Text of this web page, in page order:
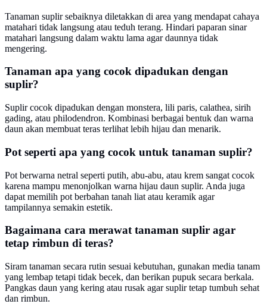
Tanaman suplir sebaiknya diletakkan di area yang mendapat cahaya
matahari tidak langsung atau teduh terang. Hindari paparan sinar
matahari langsung dalam waktu lama agar daunnya tidak
mengering.
Tanaman apa yang cocok dipadukan dengan
suplir?
Suplir cocok dipadukan dengan monstera, lili paris, calathea, sirih
gading, atau philodendron. Kombinasi berbagai bentuk dan warna
daun akan membuat teras terlihat lebih hijau dan menarik.
Pot seperti apa yang cocok untuk tanaman suplir?
Pot berwarna netral seperti putih, abu-abu, atau krem sangat cocok
karena mampu menonjolkan warna hijau daun suplir. Anda juga
dapat memilih pot berbahan tanah liat atau keramik agar
tampilannya semakin estetik.
Bagaimana cara merawat tanaman suplir agar
tetap rimbun di teras?
Siram tanaman secara rutin sesuai kebutuhan, gunakan media tanam
yang lembap tetapi tidak becek, dan berikan pupuk secara berkala.
Pangkas daun yang kering atau rusak agar suplir tetap tumbuh sehat
dan rimbun.